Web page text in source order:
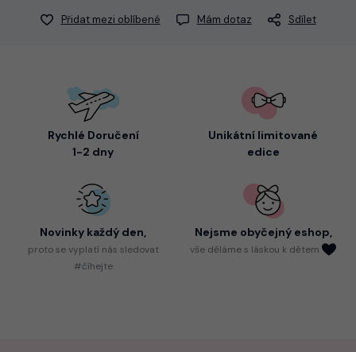
Přidat mezi oblíbené Mám dotaz Sdílet
Rychlé Doručení
1-2 dny
Unikátní limitované
edice
Novinky každý den,
protose vyplatí nás sledovat
#číhejte
Nejsme obyčejný eshop,
vše děláme s láskou k dětem